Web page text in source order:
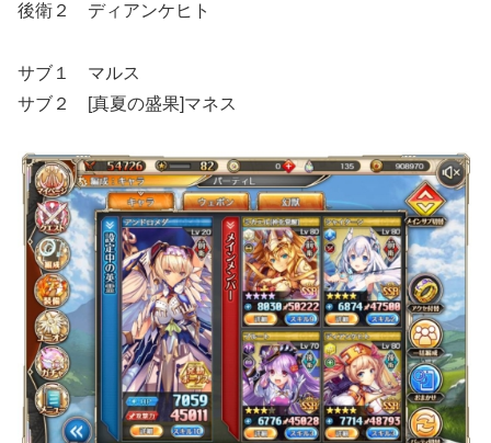
後衛２ ディアンケヒト
サブ１ マルス
サブ２ [真夏の盛果]マネス